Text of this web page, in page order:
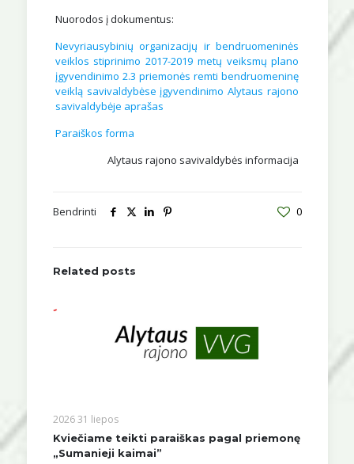
Nuorodos į dokumentus:
Nevyriausybinių organizacijų ir bendruomeninės
veiklos stiprinimo 2017-2019 metų veiksmų plano
įgyvendinimo 2.3 priemonės remti bendruomeninę
veiklą savivaldybėse įgyvendinimo Alytaus rajono
savivaldybėje aprašas
Paraiškos forma
Alytaus rajono savivaldybės informacija
Bendrinti 0
Related posts
2026 31 liepos
Kviečiame teikti paraiškas pagal priemonę
„Sumanieji kaimai”